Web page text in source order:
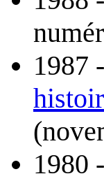
1987
1980